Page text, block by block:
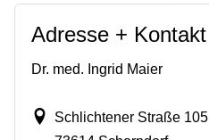
Adresse + Kontakt
Dr. med. Ingrid Maier
Schlichtener Straße 105